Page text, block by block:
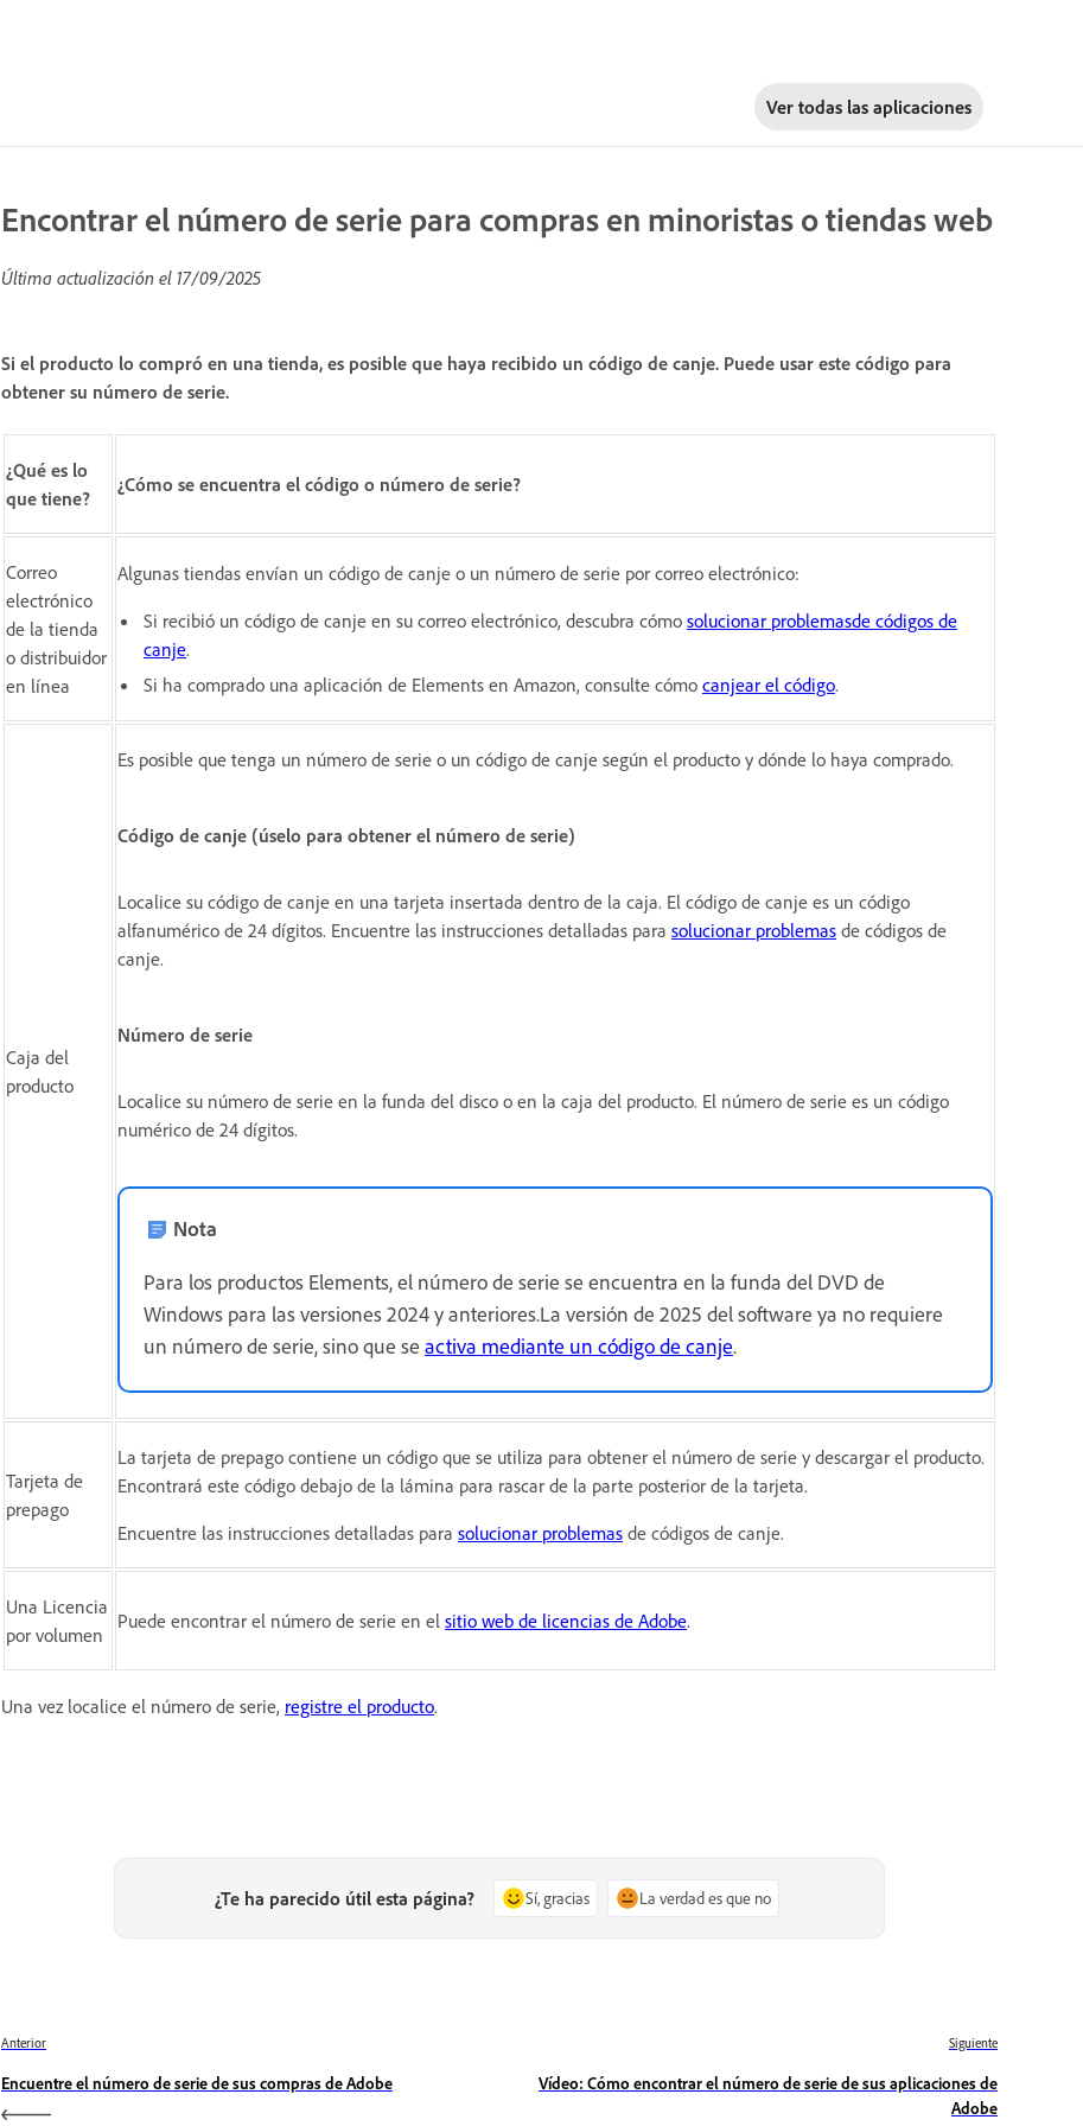
Ver todas las aplicaciones
Encontrar el número de serie para compras en minoristas o tiendas web
Última actualización el 17/09/2025
Si el producto lo compró en una tienda, es posible que haya recibido un código de canje. Puede usar este código para
obtener su número de serie.
¿Qué es lo
que tiene?
¿Cómo se encuentra el código o número de serie?
Correo
electrónico
de la tienda
o distribuidor
en línea
Algunas tiendas envían un código de canje o un número de serie por correo electrónico:
Si recibió un código de canje en su correo electrónico, descubra cómo solucionar problemasde códigos de
canje.
Si ha comprado una aplicación de Elements en Amazon, consulte cómo canjear el código.
Caja del
producto
Es posible que tenga un número de serie o un código de canje según el producto y dónde lo haya comprado.
Código de canje (úselo para obtener el número de serie)
Localice su código de canje en una tarjeta insertada dentro de la caja. El código de canje es un código
alfanumérico de 24 dígitos. Encuentre las instrucciones detalladas para solucionar problemas de códigos de
canje.
Número de serie
Localice su número de serie en la funda del disco o en la caja del producto. El número de serie es un código
numérico de 24 dígitos.
Nota
Para los productos Elements, el número de serie se encuentra en la funda del DVD de
Windows para las versiones 2024 y anteriores.La versión de 2025 del software ya no requiere
un número de serie, sino que se activa mediante un código de canje.
Tarjeta de
prepago
La tarjeta de prepago contiene un código que se utiliza para obtener el número de serie y descargar el producto.
Encontrará este código debajo de la lámina para rascar de la parte posterior de la tarjeta.
Encuentre las instrucciones detalladas para solucionar problemas de códigos de canje.
Una Licencia
por volumen
Puede encontrar el número de serie en el sitio web de licencias de Adobe.
Una vez localice el número de serie, registre el producto.
¿Te ha parecido útil esta página? Sí, gracias La verdad es que no
Anterior
Encuentre el número de serie de sus compras de Adobe
Siguiente
Vídeo: Cómo encontrar el número de serie de sus aplicaciones de
Adobe